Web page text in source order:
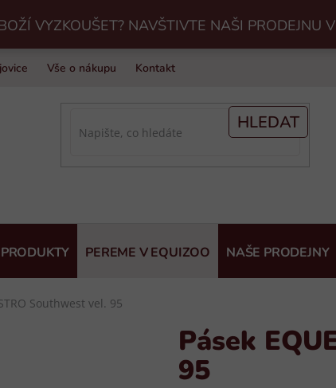
VYZKOUŠET? NAVŠTIVTE NAŠI PRODEJNU
Vše o nákupu Kontakt
HLEDAT
PEREME V EQUIZOO NAŠE PRODEJNY
Southwest vel. 95
Pásek
95